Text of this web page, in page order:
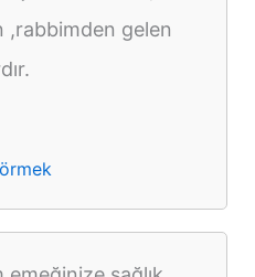
,rabbimden gelen